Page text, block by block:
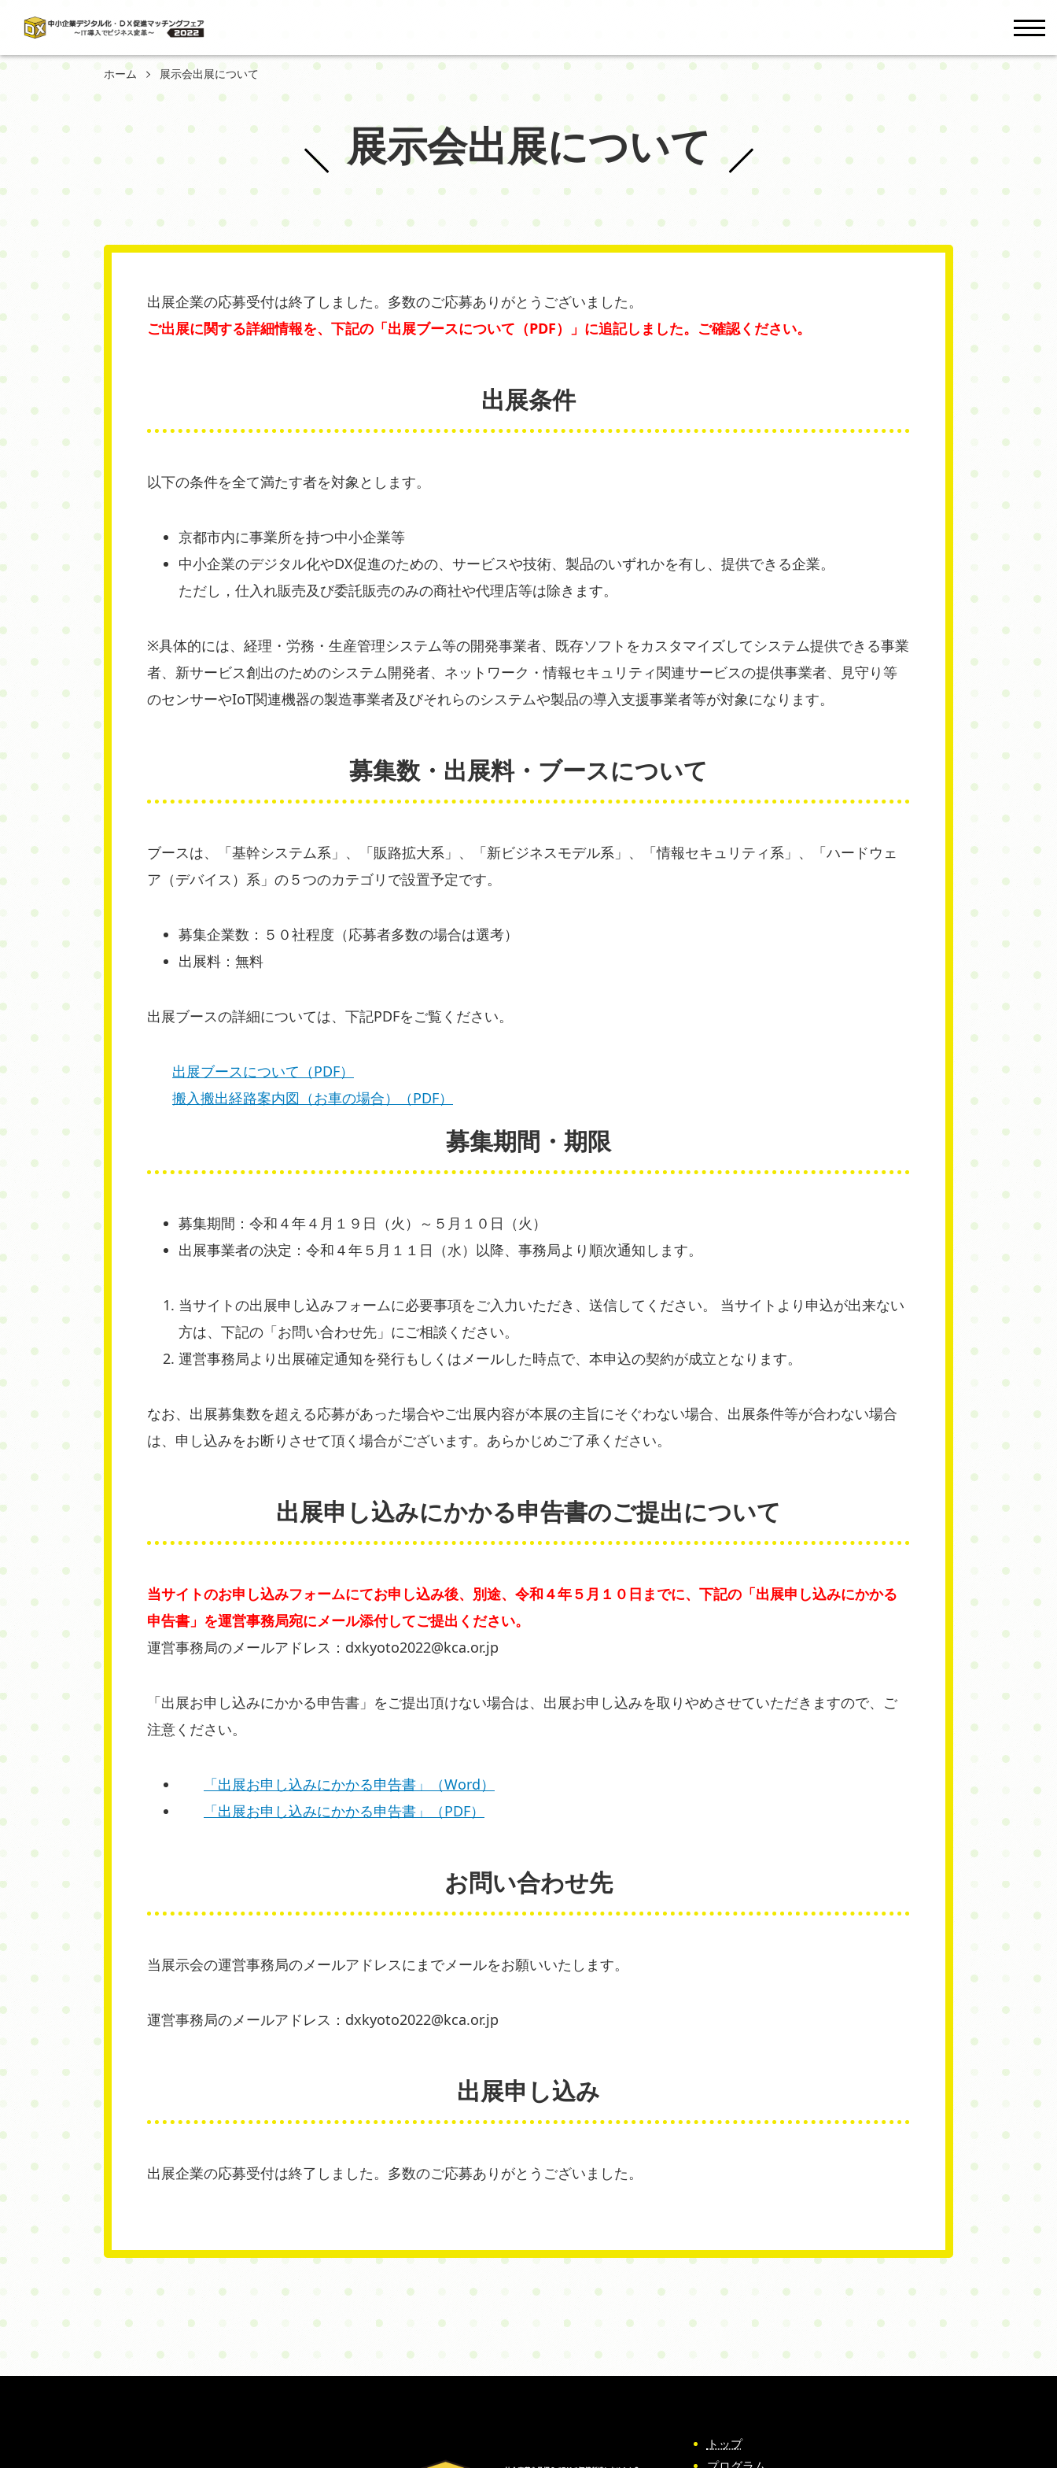
ホーム 展示会出展について
展示会出展について
出展企業の応募受付は終了しました。多数のご応募ありがとうございました。
ご出展に関する詳細情報を、下記の「出展ブースについて（PDF）」に追記しました。ご確認ください。
出展条件
以下の条件を全て満たす者を対象とします。
京都市内に事業所を持つ中小企業等
中小企業のデジタル化やDX促進のための、サービスや技術、製品のいずれかを有し、提供できる企業。
ただし，仕入れ販売及び委託販売のみの商社や代理店等は除きます。
※具体的には、経理・労務・生産管理システム等の開発事業者、既存ソフトをカスタマイズしてシステム提供できる事業
者、新サービス創出のためのシステム開発者、ネットワーク・情報セキュリティ関連サービスの提供事業者、見守り等
のセンサーやIoT関連機器の製造事業者及びそれらのシステムや製品の導入支援事業者等が対象になります。
募集数・出展料・ブースについて
ブースは、「基幹システム系」、「販路拡大系」、「新ビジネスモデル系」、「情報セキュリティ系」、「ハードウェ
ア（デバイス）系」の５つのカテゴリで設置予定です。
募集企業数：５０社程度（応募者多数の場合は選考）
出展料：無料
出展ブースの詳細については、下記PDFをご覧ください。
出展ブースについて（PDF）
搬入搬出経路案内図（お車の場合）（PDF）
募集期間・期限
募集期間：令和４年４月１９日（火）～５月１０日（火）
出展事業者の決定：令和４年５月１１日（水）以降、事務局より順次通知します。
当サイトの出展申し込みフォームに必要事項をご入力いただき、送信してください。 当サイトより申込が出来ない
方は、下記の「お問い合わせ先」にご相談ください。
運営事務局より出展確定通知を発行もしくはメールした時点で、本申込の契約が成立となります。
なお、出展募集数を超える応募があった場合やご出展内容が本展の主旨にそぐわない場合、出展条件等が合わない場合
は、申し込みをお断りさせて頂く場合がございます。あらかじめご了承ください。
出展申し込みにかかる申告書のご提出について
当サイトのお申し込みフォームにてお申し込み後、別途、令和４年５月１０日までに、下記の「出展申し込みにかかる
申告書」を運営事務局宛にメール添付してご提出ください。
運営事務局のメールアドレス：dxkyoto2022@kca.or.jp
「出展お申し込みにかかる申告書」をご提出頂けない場合は、出展お申し込みを取りやめさせていただきますので、ご
注意ください。
「出展お申し込みにかかる申告書」（Word）
「出展お申し込みにかかる申告書」（PDF）
お問い合わせ先
当展示会の運営事務局のメールアドレスにまでメールをお願いいたします。
運営事務局のメールアドレス：dxkyoto2022@kca.or.jp
出展申し込み
出展企業の応募受付は終了しました。多数のご応募ありがとうございました。
トップ